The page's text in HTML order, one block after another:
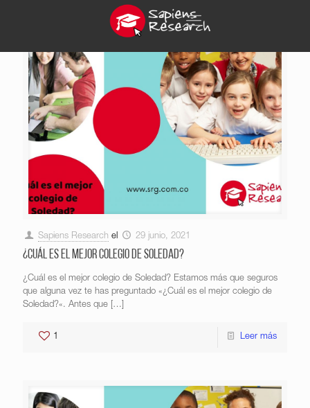
Sapiens Research el 29 junio, 2021
¿Cuál es el mejor colegio de Soledad?
¿Cuál es el mejor colegio de Soledad? Estamos más que seguros
que alguna vez te has preguntado «¿Cuál es el mejor colegio de
Soledad?«. Antes que […]
1 Leer más